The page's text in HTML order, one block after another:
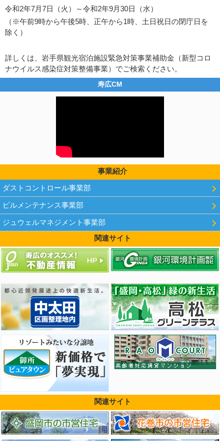
令和2年7月7日（火）～令和2年9月30日（水）
（※午前9時から午後5時、正午から1時、土日祝日の閉庁日を
除く）
詳しくは、岩手県観光宿泊施設緊急対策事業補助金（新型コロ
ナウイルス感染症対策整備事業）でご検索ください。
寿広CM
事業紹介
ダストコントロール事業部
ビルメンテナンス事業部
ジュウェルマネジメント事業部
関連サイト
関連サイト